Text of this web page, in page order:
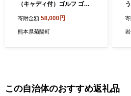
（キャディ付）ゴルフ ゴル
olf GOLF ごるふ チケット ち
けっと ゴルフ場利用券 プレ
[BHBB004]
寄附金額 58,000円
熊本県菊陽町
この自治体のおすすめ返礼品